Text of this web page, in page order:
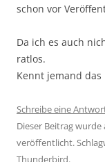
schon vor
Da ich es auch
ratlos.
Kennt jemand
Schreibe eine
Dieser Beitrag wurde
veröffentlicht.
Thunderbird.